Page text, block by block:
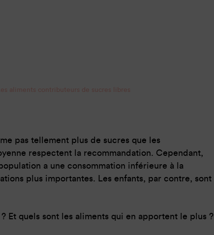
aliments contributeurs de sucres libres
pas tellement plus de sucres que les
respectent la recommandation. Cependant,
a une consommation inférieure à la
plus importantes. Les enfants, par contre, sont
Et quels sont les aliments qui en apportent le plus ?